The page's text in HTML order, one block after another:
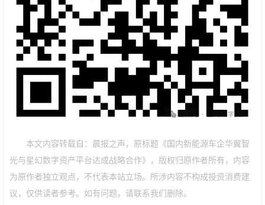
本文内容转载自：晨报之声，原标题《国内新能源车企华翼智
光与星幻数字资产平台达成战略合作》，版权归原作者所有，内容
为原作者独立观点，不代表本站立场。所涉内容不构成投资消费建
议，仅供读者参考。如有问题，请联系我们删除。